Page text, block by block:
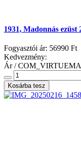
1931, Madonnás
Fogyasztói ár: 56990 Ft
Kedvezmény:
Ár /